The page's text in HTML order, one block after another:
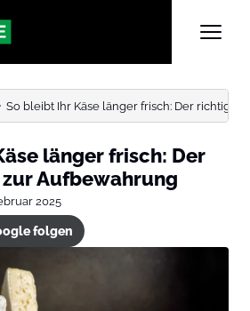
So bleibt Ihr Käse länger frisch: Der richtige
länger frisch: Der
Aufbewahrung
2025
folgen